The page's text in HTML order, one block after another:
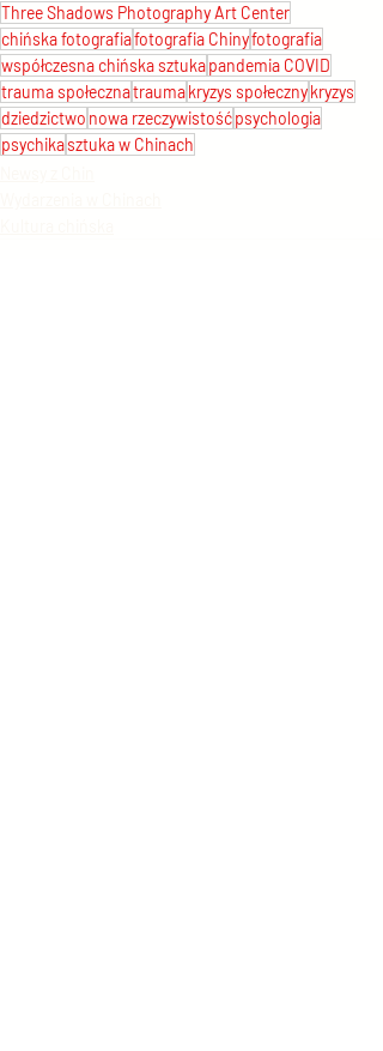
Three Shadows Photography Art Center
chińska fotografiafotografia Chinyfotografia
współczesna chińska sztukapandemia COVID
trauma społecznatraumakryzys społecznykryzys
dziedzictwo nowa rzeczywistośćpsychologia
psychikasztuka w Chinach